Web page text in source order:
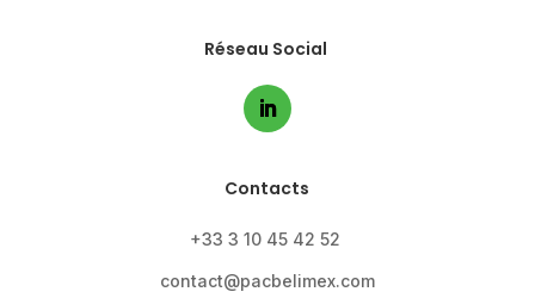
Réseau Social
Contacts
+33 3 10 45 42 52
contact@pacbelimex.com